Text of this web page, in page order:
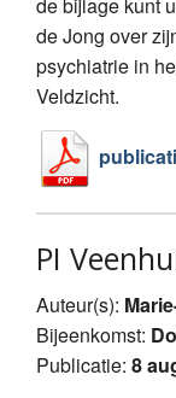
de Jong over
psychiatrie in
Veldzicht.
PI
Auteur(s):
Bijeenkomst:
Publicatie: 8